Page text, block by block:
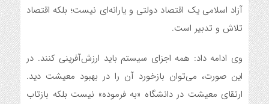
آزاد اسلامی یک اقتصاد دولتی و یارانه‌ای نیست؛ بلکه اقتصاد
تلاش و تدبیر است.
وی ادامه داد: همه اجزای سیستم باید ارزش‌آفرینی کنند. در
این صورت، می‌توان بازخورد آن را در بهبود معیشت دید.
ارتقای معیشت در دانشگاه «به فرموده» نیست بلکه بازتاب